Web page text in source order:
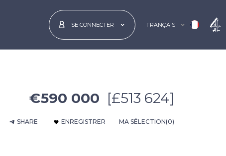
SE CONNECTER FRANÇAIS
€590 000 [£513 624]
SHARE ENREGISTRER MA SÉLECTION(0)